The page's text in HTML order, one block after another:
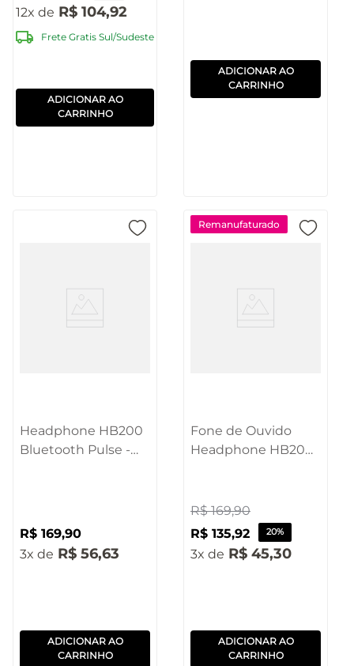
12 R$ 104,92
Frete Gratis Sul/Sudeste
ADICIONAR AO
CARRINHO
ADICIONAR AO
CARRINHO
Headphone HB200
Bluetooth Pulse -
R$ 169,90
3
R$ 56,63
ADICIONAR AO
CARRINHO
Remanufaturado
Fone de Ouvido
Headphone HB200
[Reembalado]
R$ 169,90
R$ 135,92 20%
3 R$ 45,30
ADICIONAR AO
CARRINHO